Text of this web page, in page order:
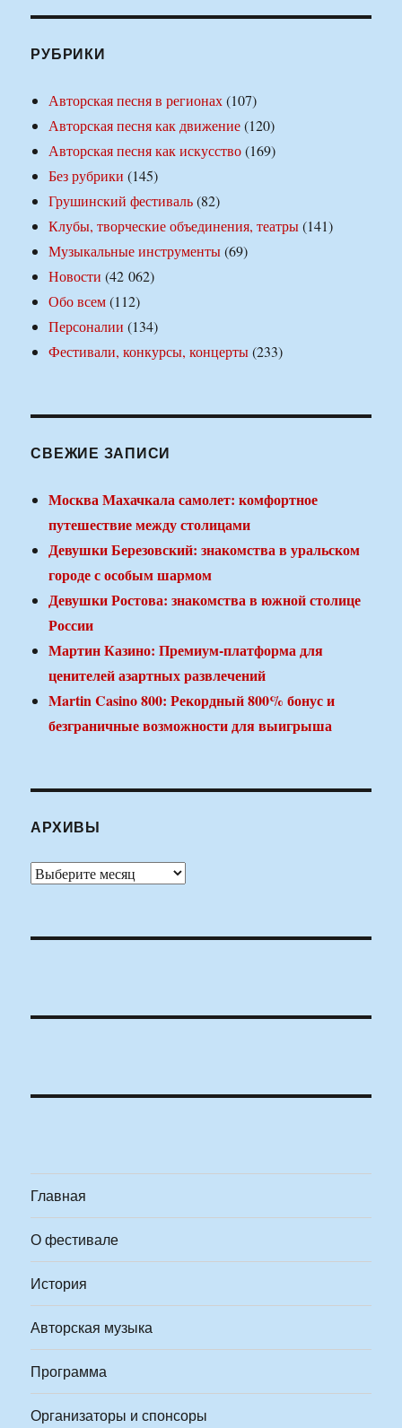
РУБРИКИ
Авторская песня в регионах(107)
Авторская песня как движение(120)
Авторская песня как искусство(169)
Без рубрики (145)
Грушинский фестиваль(82)
Клубы, творческие объединения, театры(141)
Музыкальные инструменты(69)
Новости (42 062)
Обо всем(112)
Персоналии (134)
Фестивали, конкурсы, концерты(233)
СВЕЖИЕ ЗАПИСИ
Москва Махачкала самолет: комфортное
путешествие между столицами
Девушки Березовский: знакомства в уральском
городе с особым шармом
Девушки Ростова: знакомства в южной столице
России
Мартин Казино: Премиум-платформа для
ценителей азартных развлечений
Martin Casino 800: Рекордный 800% бонус и
безграничные возможности для выигрыша
АРХИВЫ
Архивы
Главная
О фестивале
История
Авторская музыка
Программа
Организаторы и спонсоры